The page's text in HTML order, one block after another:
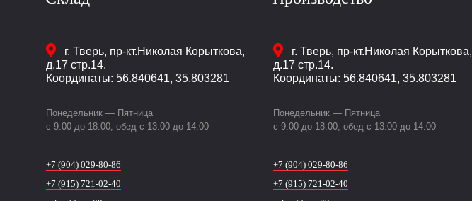
г. Тверь, пр-кт.Николая Корыткова,
д.17 стр.14.
Координаты: 56.840641, 35.803281
Понедельник — Пятница
c 9:00 до 18:00, обед с 13:00 до 14:00
+7 (904) 029-80-86
+7 (915) 721-02-40
г. Тверь, пр-кт.Николая Корыткова,
д.17 стр.14.
Координаты: 56.840641, 35.803281
Понедельник — Пятница
c 9:00 до 18:00, обед с 13:00 до 14:00
+7 (904) 029-80-86
+7 (915) 721-02-40